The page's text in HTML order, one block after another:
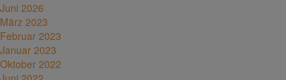
Juni 2026
März 2023
Februar 2023
Januar 2023
Oktober 2022